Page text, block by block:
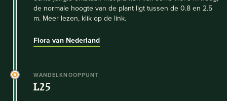
de normale hoogte van de plant ligt tussen de 0.8 en 2.5
m. Meer lezen, klik op de link.
Flora van Nederland
WANDELKNOOPPUNT
L25